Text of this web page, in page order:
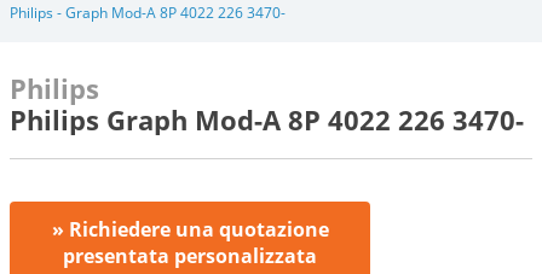
Philips - Graph Mod-A 8P 4022 226 3470-
Philips
Philips Graph Mod-A 8P 4022 226 3470-
» Richiedere una quotazione
presentata personalizzata